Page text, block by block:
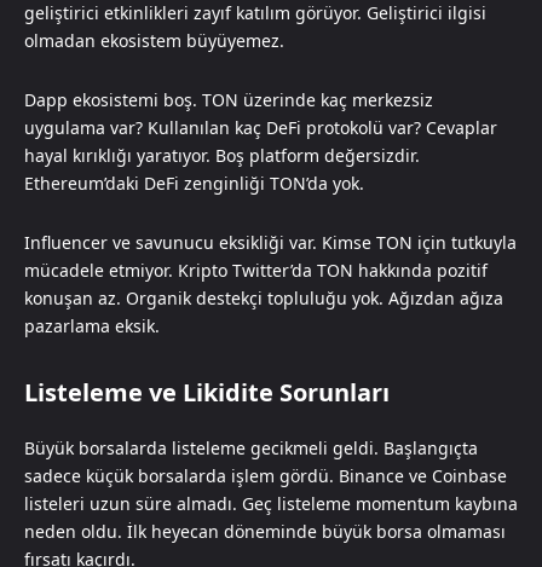
geliştirici etkinlikleri zayıf katılım görüyor. Geliştirici ilgisi
olmadan ekosistem büyüyemez.
Dapp ekosistemi boş. TON üzerinde kaç merkezsiz
uygulama var? Kullanılan kaç DeFi protokolü var? Cevaplar
hayal kırıklığı yaratıyor. Boş platform değersizdir.
Ethereum’daki DeFi zenginliği TON’da yok.
Influencer ve savunucu eksikliği var. Kimse TON için tutkuyla
mücadele etmiyor. Kripto Twitter’da TON hakkında pozitif
konuşan az. Organik destekçi topluluğu yok. Ağızdan ağıza
pazarlama eksik.
Listeleme ve Likidite Sorunları
Büyük borsalarda listeleme gecikmeli geldi. Başlangıçta
sadece küçük borsalarda işlem gördü. Binance ve Coinbase
listeleri uzun süre almadı. Geç listeleme momentum kaybına
neden oldu. İlk heyecan döneminde büyük borsa olmaması
fırsatı kaçırdı.